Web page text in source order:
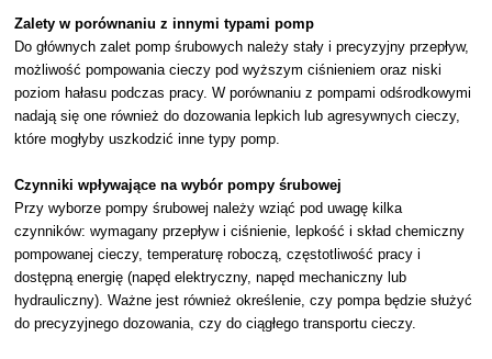
Zalety w porównaniu z innymi typami pomp
Do głównych zalet pomp śrubowych należy stały i precyzyjny przepływ,
możliwość pompowania cieczy pod wyższym ciśnieniem oraz niski
poziom hałasu podczas pracy. W porównaniu z pompami odśrodkowymi
nadają się one również do dozowania lepkich lub agresywnych cieczy,
które mogłyby uszkodzić inne typy pomp.
Czynniki wpływające na wybór pompy śrubowej
Przy wyborze pompy śrubowej należy wziąć pod uwagę kilka
czynników: wymagany przepływ i ciśnienie, lepkość i skład chemiczny
pompowanej cieczy, temperaturę roboczą, częstotliwość pracy i
dostępną energię (napęd elektryczny, napęd mechaniczny lub
hydrauliczny). Ważne jest również określenie, czy pompa będzie służyć
do precyzyjnego dozowania, czy do ciągłego transportu cieczy.